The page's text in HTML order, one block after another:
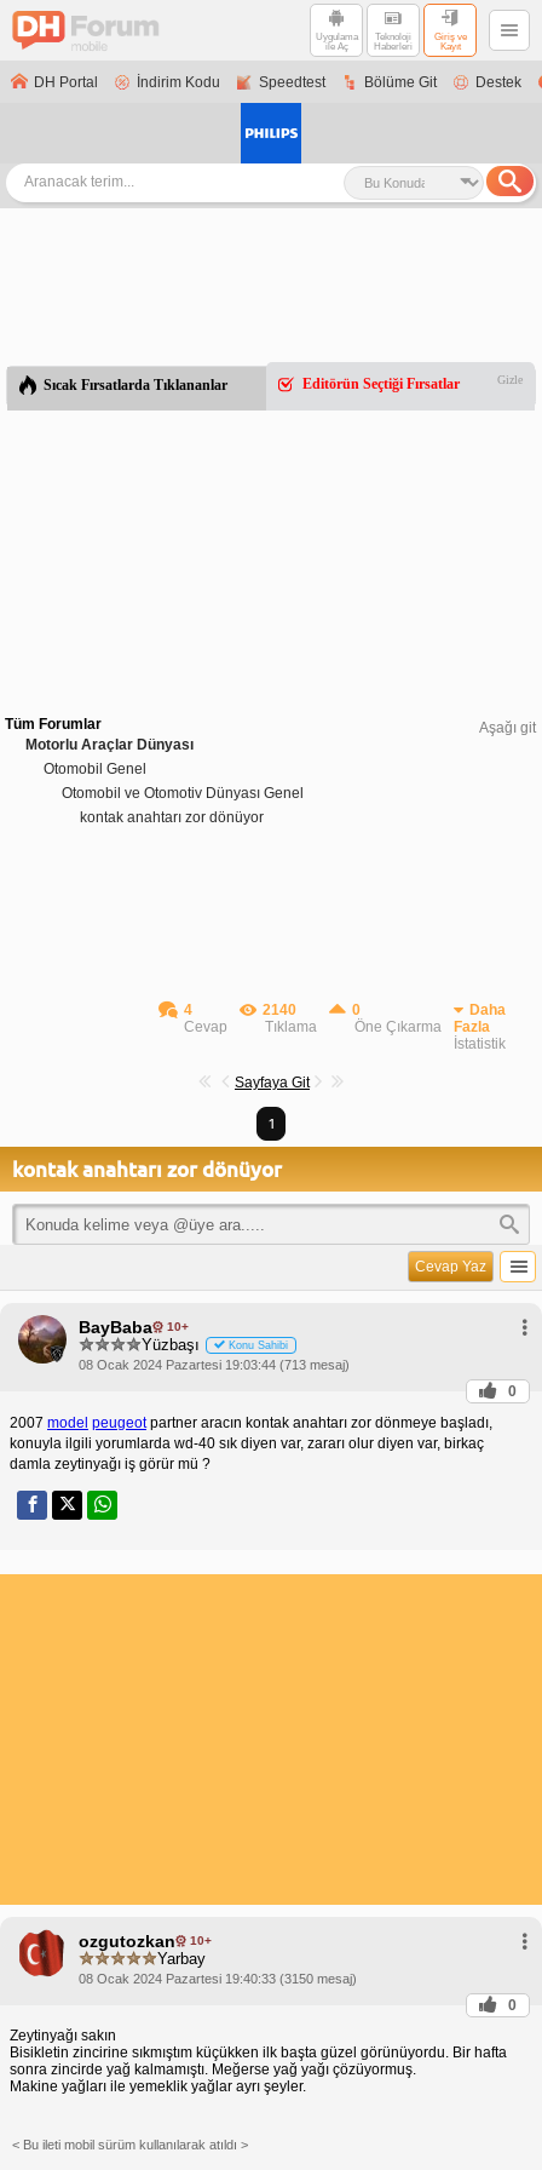
Uygulama
ile Aç
Teknoloji
Haberleri
Giriş ve
Kayıt
DH Portal İndirim Kodu Speedtest Bölüme Git Destek
Sıcak Fırsatlarda Tıklananlar Editörün Seçtiği Fırsatlar Gizle
Aşağı git
Tüm Forumlar
Motorlu Araçlar Dünyası
Otomobil Genel
Otomobil ve Otomotiv Dünyası Genel
kontak anahtarı zor dönüyor
4
Cevap
2140
Tıklama
0
Öne Çıkarma
Daha
Fazla
İstatistik
Sayfaya Git
1
kontak anahtarı zor dönüyor
Cevap Yaz
BayBaba 10+
Yüzbaşı Konu Sahibi
08 Ocak 2024 Pazartesi 19:03:44 (713 mesaj)
0
2007 model peugeotpartner aracın kontak anahtarı zor dönmeye başladı,
konuyla ilgili yorumlarda wd-40 sık diyen var, zararı olur diyen var, birkaç
damla zeytinyağı iş görür mü ?
ozgutozkan 10+
Yarbay
08 Ocak 2024 Pazartesi 19:40:33 (3150 mesaj)
0
Zeytinyağı sakın
Bisikletin zincirine sıkmıştım küçükken ilk başta güzel görünüyordu. Bir hafta
sonra zincirde yağ kalmamıştı. Meğerse yağ yağı çözüyormuş.
Makine yağları ile yemeklik yağlar ayrı şeyler.
< Bu ileti mobil sürüm kullanılarak atıldı >